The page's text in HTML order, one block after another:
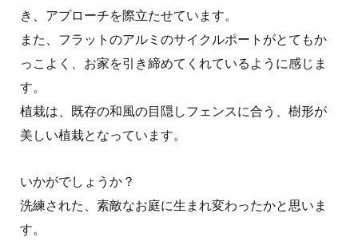
き、アプローチを際立たせています。
また、フラットのアルミのサイクルポートがとてもか
っこよく、お家を引き締めてくれているように感じま
す。
植栽は、既存の和風の目隠しフェンスに合う、樹形が
美しい植栽となっています。
いかがでしょうか？
洗練された、素敵なお庭に生まれ変わったかと思いま
す。